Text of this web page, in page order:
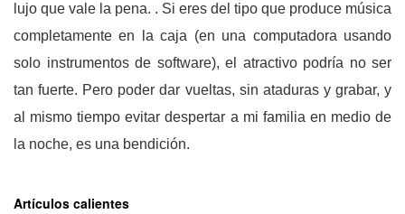
lujo que vale la pena. . Si eres del tipo que produce música
completamente en la caja (en una computadora usando
solo instrumentos de software), el atractivo podría no ser
tan fuerte. Pero poder dar vueltas, sin ataduras y grabar, y
al mismo tiempo evitar despertar a mi familia en medio de
la noche, es una bendición.
Artículos calientes